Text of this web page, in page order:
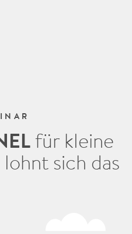
für kleine
sich das